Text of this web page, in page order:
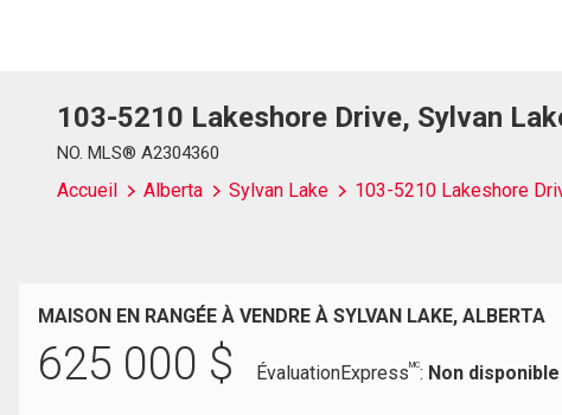
103-5210 Lakeshore Drive, Sylvan
NO. MLS® A2304360
Accueil Alberta Sylvan Lake 103-5210 Lakeshore
MAISON EN RANGÉE À VENDRE À SYLVAN LAKE, ALBERTA
625 000 $ ÉvaluationExpressMC: Non disponible